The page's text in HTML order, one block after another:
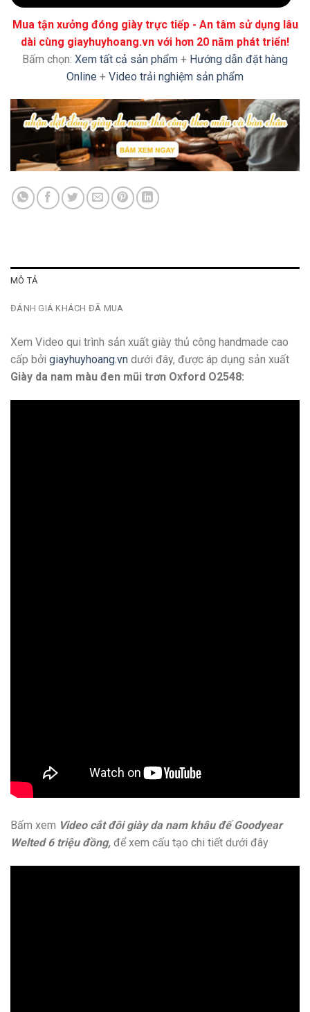
Mua tận xưởng đóng giày trực tiếp - An tâm sử dụng lâu
dài cùng giayhuyhoang.vn với hơn 20 năm phát triển!
Bấm chọn: Xem tất cả sản phẩm + Hướng dẫn đặt hàng
Online + Video trải nghiệm sản phẩm
MÔ TẢ
ĐÁNH GIÁ KHÁCH ĐÃ MUA
Xem Video qui trình sản xuất giày thủ công handmade cao
cấp bởi giayhuyhoang.vn dưới đây, được áp dụng sản xuất
Giày da nam màu đen mũi trơn Oxford O2548:
Bấm xem Video cắt đôi giày da nam khâu đế Goodyear
Welted 6 triệu đồng, để xem cấu tạo chi tiết dưới đây